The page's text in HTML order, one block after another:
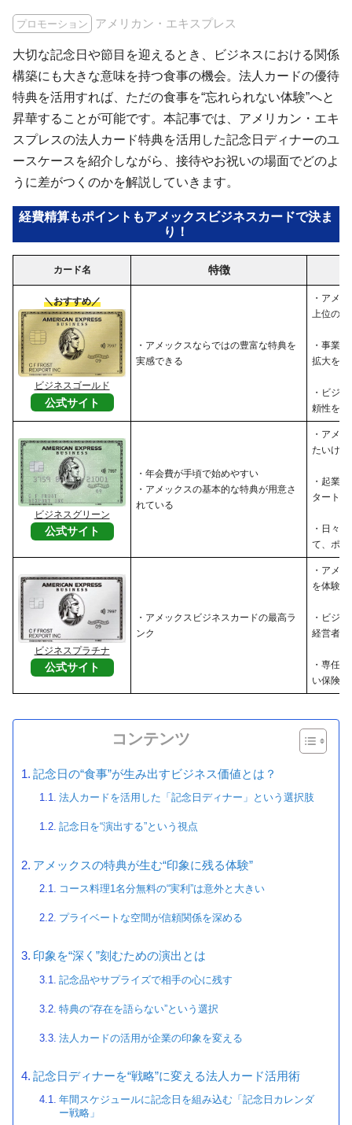
プロモーション アメリカン・エキスプレス
大切な記念日や節目を迎えるとき、ビジネスにおける関係
構築にも大きな意味を持つ食事の機会。法人カードの優待
特典を活用すれば、ただの食事を“忘れられない体験”へと
昇華することが可能です。本記事では、アメリカン・エキ
スプレスの法人カード特典を活用した記念日ディナーのユ
ースケースを紹介しながら、接待やお祝いの場面でどのよ
うに差がつくのかを解説していきます。
経費精算もポイントもアメックスビジネスカードで決ま
り！
カード名 特徴
＼おすすめ／
ビジネスゴールド
公式サイト
・アメックスならではの豊富な特典を
実感できる
・アメ
上位のサ
・事業
拡大を目
・ビジ
頼性を高
ビジネスグリーン
公式サイト
・年会費が手頃で始めやすい
・アメックスの基本的な特典が用意さ
れている
・アメ
たいけれ
・起業
タートア
・日々
て、ポイ
ビジネスプラチナ
公式サイト
・アメックスビジネスカードの最高ラ
ンク
・アメ
を体験
・ビジ
経営者
・専任
い保険
コンテンツ
記念日の“食事”が生み出すビジネス価値とは？
法人カードを活用した「記念日ディナー」という選択肢
記念日を“演出する”という視点
アメックスの特典が生む“印象に残る体験”
コース料理1名分無料の“実利”は意外と大きい
プライベートな空間が信頼関係を深める
印象を“深く”刻むための演出とは
記念品やサプライズで相手の心に残す
特典の“存在を語らない”という選択
法人カードの活用が企業の印象を変える
記念日ディナーを“戦略”に変える法人カード活用術
年間スケジュールに記念日を組み込む「記念日カレンダ
ー戦略」